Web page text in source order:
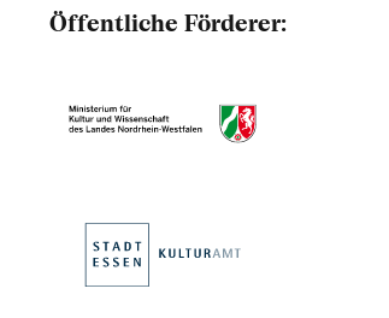
Öffentliche Förderer: